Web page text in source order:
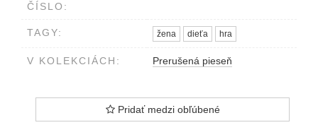
ČÍSLO:
TAGY: žena dieťa hra
V KOLEKCIÁCH: Prerušená pieseň
Pridať medzi obľúbené